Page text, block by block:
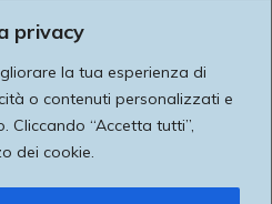
privacy
la tua esperienza di
o contenuti personalizzati e
“Accetta tutti”,
dei cookie.
sicuri che tu possa avere
nostro sito. Se continui ad
che tu ne sia felice
Utilizziamo i cookie per